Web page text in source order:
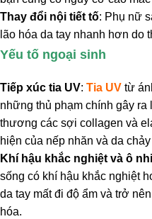
Thay đổi nội tiết tố: Phụ nữ
lão hóa da tay nhanh hơn do
Yếu tố ngoại sinh
Tiếp xúc tia UV: Tia UV từ
những thủ phạm chính gây
thương các sợi collagen và
hiện của nếp nhăn và da chảy
Khí hậu khắc nghiệt và ô
sống có khí hậu khắc nghiệt
da tay mất đi độ ẩm và trở
hóa.